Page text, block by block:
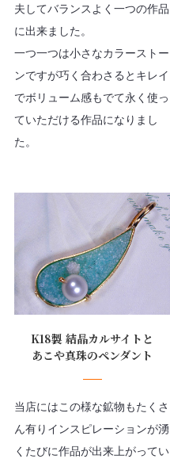
夫してバランスよく一つの作品
に出来ました。
一つ一つは小さなカラーストー
ンですが巧く合わさるとキレイ
でボリューム感もでて永く使っ
ていただける作品になりまし
た。
K18製 結晶カルサイトと
あこや真珠のペンダント
当店にはこの様な鉱物もたくさ
ん有りインスピレーションが湧
くたびに作品が出来上がってい